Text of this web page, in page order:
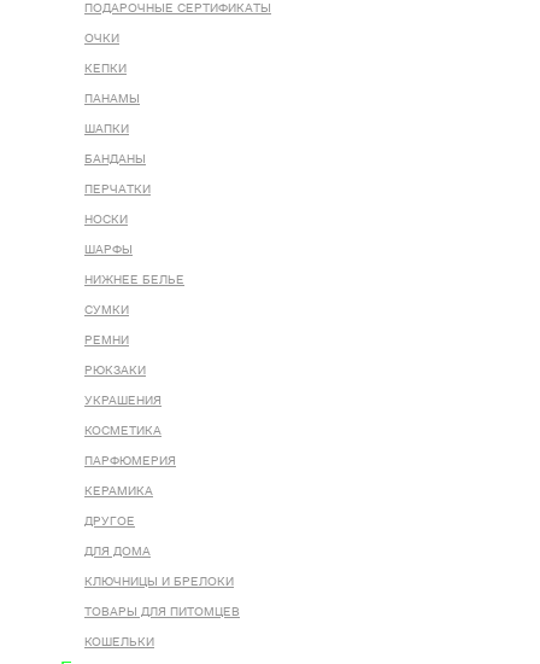
ПОДАРОЧНЫЕ СЕРТИФИКАТЫ
ОЧКИ
КЕПКИ
ПАНАМЫ
ШАПКИ
БАНДАНЫ
ПЕРЧАТКИ
НОСКИ
ШАРФЫ
НИЖНЕЕ БЕЛЬЕ
СУМКИ
РЕМНИ
РЮКЗАКИ
УКРАШЕНИЯ
КОСМЕТИКА
ПАРФЮМЕРИЯ
КЕРАМИКА
ДРУГОЕ
ДЛЯ ДОМА
КЛЮЧНИЦЫ И БРЕЛОКИ
ТОВАРЫ ДЛЯ ПИТОМЦЕВ
КОШЕЛЬКИ